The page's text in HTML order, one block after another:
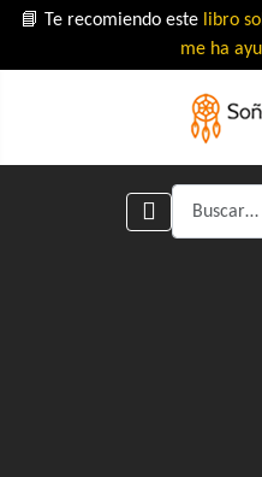
📘 Te recomiendo este libro
me ha
Buscar